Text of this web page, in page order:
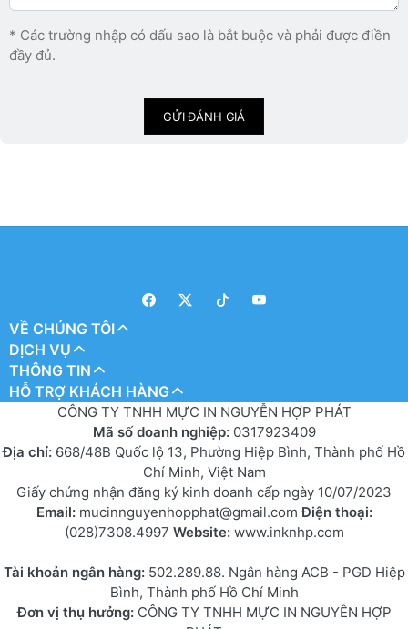
* Các trường nhập có dấu sao là bắt buộc và phải được điền
đầy đủ.
GỬI ĐÁNH GIÁ
VỀ CHÚNG TÔI
DỊCH VỤ
THÔNG TIN
HỖ TRỢ KHÁCH HÀNG
CÔNG TY TNHH MỰC IN NGUYỄN HỢP PHÁT
Mã số doanh nghiệp: 0317923409
Địa chỉ: 668/48B Quốc lộ 13, Phường Hiệp Bình, Thành phố Hồ
Chí Minh, Việt Nam
Giấy chứng nhận đăng ký kinh doanh cấp ngày 10/07/2023
Email: mucinnguyenhopphat@gmail.comĐiện thoại:
(028)7308.4997 Website: www.inknhp.com
Tài khoản ngân hàng: 502.289.88. Ngân hàng ACB - PGD Hiệp
Bình, Thành phố Hồ Chí Minh
Đơn vị thụ hưởng:CÔNG TY TNHH MỰC IN NGUYỄN HỢP